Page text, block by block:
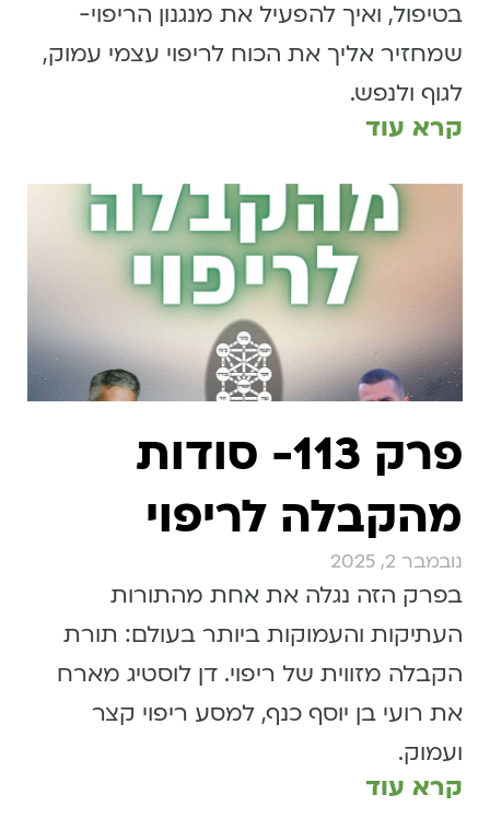
בטיפול, ואיך להפעיל את מנגנון הריפוי-
שמחזיר אליך את הכוח לריפוי עצמי עמוק,
לגוף ולנפש.
קרא עוד
פרק 113- סודות
מהקבלה לריפוי
נובמבר 2, 2025
בפרק הזה נגלה את אחת מהתורות
העתיקות והעמוקות ביותר בעולם: תורת
הקבלה מזווית של ריפוי. דן לוסטיג מארח
את רועי בן יוסף כנף, למסע ריפוי קצר
ועמוק.
קרא עוד